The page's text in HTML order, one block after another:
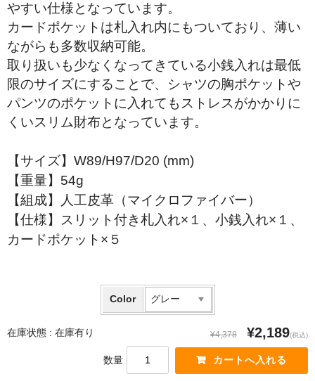
やすい仕様となっています。
カードポケットは札入れ内にもついており、薄い
ながらも多数収納可能。
取り扱いも少なくなってきている小銭入れは最低
限のサイズにすることで、シャツの胸ポケットや
パンツのポケットに入れてもストレスがかかりに
くいスリム財布となっています。
【サイズ】W89/H97/D20 (mm)
【重量】54g
【組成】人工皮革（マイクロファイバー）
【仕様】スリット付き札入れ×１、小銭入れ×１、
カードポケット×５
Color
在庫状態 : 在庫有り ¥4,378 ¥2,189(税込)
数量